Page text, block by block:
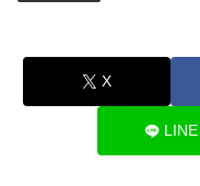
X
LINE